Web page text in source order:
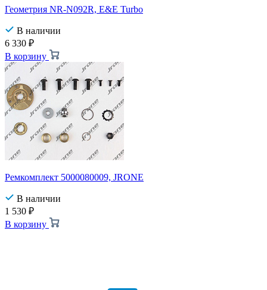
Геометрия NR-N092R, E&E Turbo
В наличии
6 330 ₽
В корзину
Ремкомплект 5000080009, JRONE
В наличии
1 530 ₽
В корзину